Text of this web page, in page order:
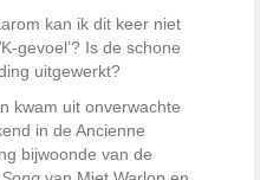
kan ik dit keer niet
gevoel’? Is de schone
uitgewerkt?
kwam uit onverwachte
in de Ancienne
bijwoonde van de